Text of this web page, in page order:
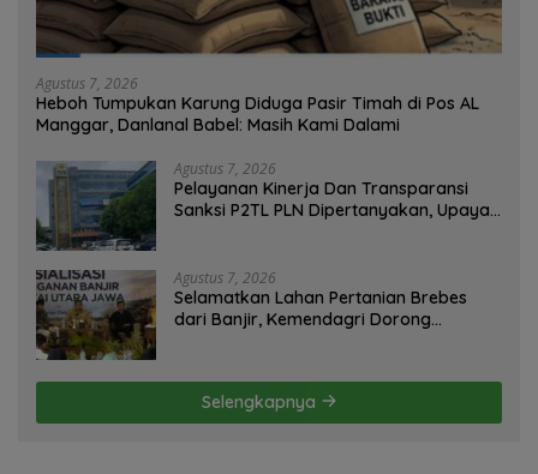
Agustus 7, 2026
Heboh Tumpukan Karung Diduga Pasir Timah di Pos AL
Manggar, Danlanal Babel: Masih Kami Dalami
Agustus 7, 2026
Pelayanan Kinerja Dan Transparansi
Sanksi P2TL PLN Dipertanyakan, Upaya
Agustus 7, 2026
Selamatkan Lahan Pertanian Brebes
dari Banjir, Kemendagri Dorong
Selengkapnya